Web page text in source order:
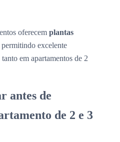
oferecem plantas
permitindo excelente
em apartamentos de 2
antes de
de 2 e 3